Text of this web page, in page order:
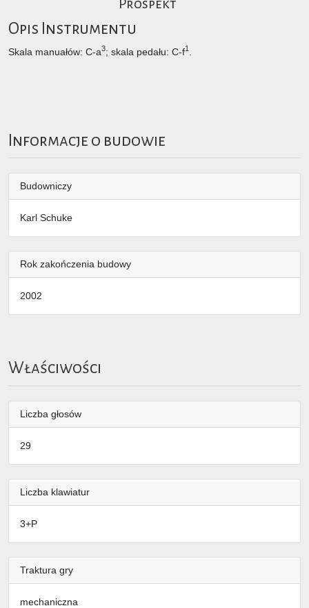
Prospekt
Opis Instrumentu
Skala manuałów: C-a3; skala pedału: C-f1
Informacje o budowie
Budowniczy
Karl Schuke
Rok zakończenia budowy
2002
Właściwości
Liczba głosów
29
Liczba klawiatur
3+P
Traktura gry
mechaniczna